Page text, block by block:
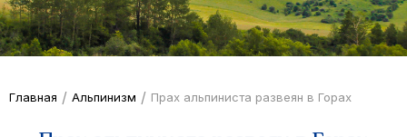
Главная / Альпинизм / Прах альпиниста развеян в Горах